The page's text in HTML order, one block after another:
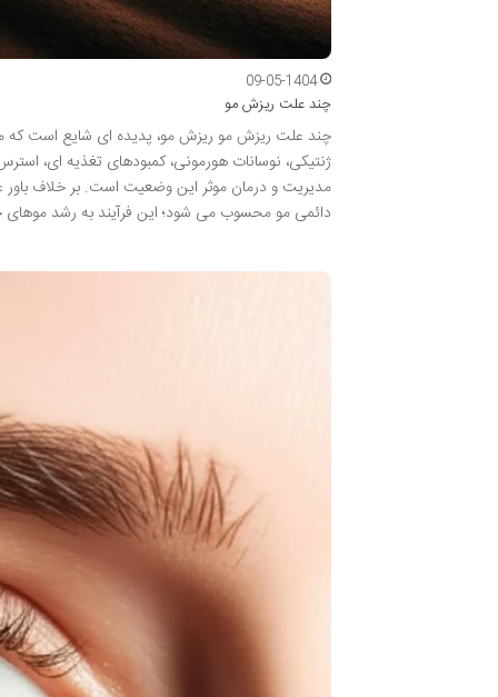
09-05-1404
چند علت ریزش مو
چند علت ریزش مو ریزش مو، پدیده ای شایع است که
ژنتیکی، نوسانات هورمونی، کمبودهای تغذیه ای،
دائمی مو محسوب می شود؛ این فرآیند به رشد